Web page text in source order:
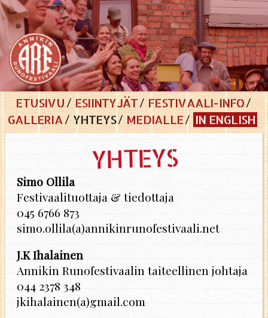
ETUSIVU ESIINTYJÄT
FESTIVAALI-INFO
GALLERIA
YHTEYS MEDIALLE IN ENGLISH
YHTEYS
Simo Ol­li­la
Fes­ti­vaa­li­tuot­ta­ja & tie­dot­ta­ja
045 6766 873
simo.​ollila(a)annikinrunofestivaali.​net
J.K Iha­lai­nen
An­ni­kin Ru­no­fes­ti­vaa­lin tai­teel­li­nen joh­ta­ja
044 2378 348
jki­ha­lai­nen(a)gmail.​com